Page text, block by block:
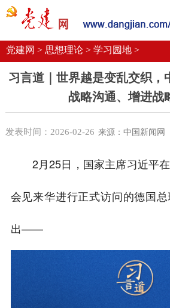
党建要闻
机关党建
校园党建
党建网 > 思想理论 > 学习园地 >
习言道｜世界越是变乱交织，
战略沟通、增进战
发表时间：2026-02-26 来源：中国新闻网
2月25日，国家主席习近平
会见来华进行正式访问的德国
出——